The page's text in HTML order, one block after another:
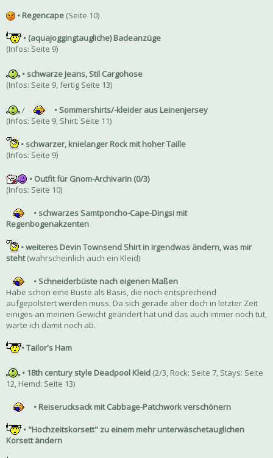
• Regencape (Seite 10)
• (aquajoggingtaugliche) Badeanzüge
(Infos: Seite 9)
• schwarze Jeans, Stil Cargohose
(Infos: Seite 9, fertig Seite 13)
/
• Sommershirts/-kleider aus Leinenjersey
(Infos: Seite 9, Shirt: Seite 11)
• schwarzer, knielanger Rock mit hoher Taille
(Infos: Seite 9)
• Outfit für Gnom-Archivarin (0/3)
(Infos: Seite 10)
• schwarzes Samtponcho-Cape-Dingsi mit
Regenbogenakzenten
• weiteres Devin Townsend Shirt in irgendwas ändern, was mir
steht(wahrscheinlich auch ein Kleid)
• Schneiderbüste nach eigenen Maßen
Habe schon eine Büste als Basis, die noch entsprechend
aufgepolstert werden muss. Da sich gerade aber doch in letzter Zeit
einiges an meinen Gewicht geändert hat und das auch immer noch tut,
warte ich damit noch ab.
• Tailor's Ham
• 18th century style Deadpool Kleid (2/3, Rock: Seite 7, Stays: Seite
12, Hemd: Seite 13)
• Reiserucksack mit Cabbage-Patchwork verschönern
• "Hochzeitskorsett" zu einem mehr unterwäschetauglichen
Korsett ändern